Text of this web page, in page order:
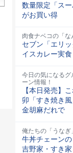
数量限定「ス
がお買い得
肉食ナベコの「な
セブン「エリ
イスカレー実
今日の気になる
ーン情報！
【本日発売】
卯「すき焼き
金胡麻だれで
俺たちの「うなぎ
牛丼チェーンの
吉野家・すき